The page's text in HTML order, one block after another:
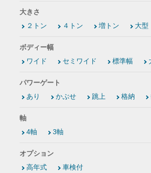
大きさ
２トン
４トン 増トン 大型
ボディー幅
ワイド
セミワイド 標準幅
パワーゲート
あり
かぶせ 跳上 格納
軸
4軸
3軸
オプション
高年式
車検付